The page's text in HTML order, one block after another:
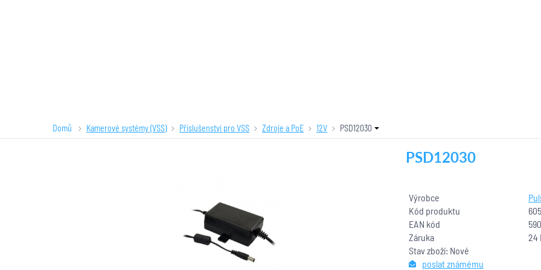
Domů Kamerové systémy (VSS) Příslušenství pro VSS Zdroje a PoE 12V PSD12030
PSD12030
Výrobce
Kód produktu
EAN kód
Záruka
24
Stav zboží: Nové
poslat známému